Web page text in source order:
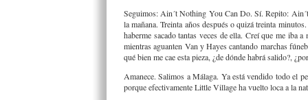
Seguimos: Ain´t Nothing You Can Do. Sí. Repito:
la mañana. Treinta años después o quizá treinta
haberme sacado tantas veces de ella. Creí que me iba
mientras aguanten Van y Hayes cantando marchas
qué bien me cae esta pieza, ¿de dónde habrá salido?,
Amanece. Salimos a Málaga. Ya está vendido todo el
porque efectivamente Little Village ha vuelto loca a la